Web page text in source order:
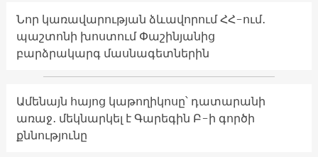
Նոր կառավարության ձևավորում ՀՀ-ում․
պաշտոնի խոստում Փաշինյանից
բարձրակարգ մասնագետներին
Ամենայն հայոց կաթողիկոսը՝ դատարանի
առաջ․ մեկնարկել է Գարեգին Բ-ի գործի
քննությունը